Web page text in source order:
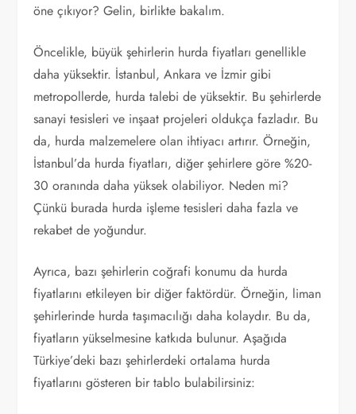
öne çıkıyor? Gelin, birlikte bakalım.
Öncelikle, büyük şehirlerin hurda fiyatları genellikle
daha yüksektir. İstanbul, Ankara ve İzmir gibi
metropollerde, hurda talebi de yüksektir. Bu şehirlerde
sanayi tesisleri ve inşaat projeleri oldukça fazladır. Bu
da, hurda malzemelere olan ihtiyacı artırır. Örneğin,
İstanbul’da hurda fiyatları, diğer şehirlere göre %20-
30 oranında daha yüksek olabiliyor. Neden mi?
Çünkü burada hurda işleme tesisleri daha fazla ve
rekabet de yoğundur.
Ayrıca, bazı şehirlerin coğrafi konumu da hurda
fiyatlarını etkileyen bir diğer faktördür. Örneğin, liman
şehirlerinde hurda taşımacılığı daha kolaydır. Bu da,
fiyatların yükselmesine katkıda bulunur. Aşağıda
Türkiye’deki bazı şehirlerdeki ortalama hurda
fiyatlarını gösteren bir tablo bulabilirsiniz: